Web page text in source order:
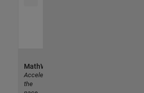
MathWorks
Accelerating
the